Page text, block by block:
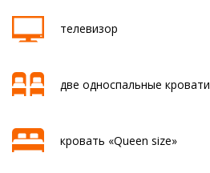
телевизор
две односпальные кровати
кровать «Queen size»